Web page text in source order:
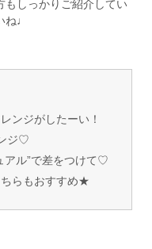
しっかりご紹介してい
ね♩
ンジがしたーい！
ジ♡
アル”で差をつけて♡
らもおすすめ★